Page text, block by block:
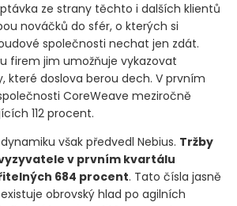
ze strany těchto i dalších klientů
nováčků do sfér, o kterých si
společnosti nechat jen zdát.
firem jim umožňuje vykazovat
které doslova berou dech. V prvním
CoreWeave meziročně
112 procent.
však předvedl Nebius. Tržby
v prvním kvartálu
684 procent. Tato čísla jasně
obrovský hlad po agilních